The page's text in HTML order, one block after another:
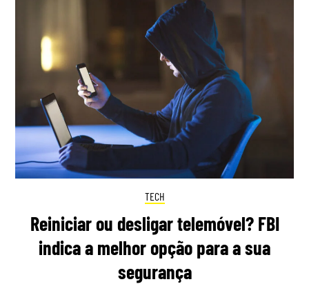
TECH
Reiniciar ou desligar telemóvel? FBI
indica a melhor opção para a sua
segurança